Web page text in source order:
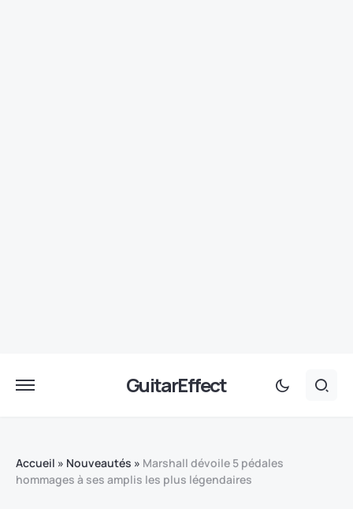
GuitarEffect
Accueil » Nouveautés » Marshall dévoile 5 pédales
hommages à ses amplis les plus légendaires